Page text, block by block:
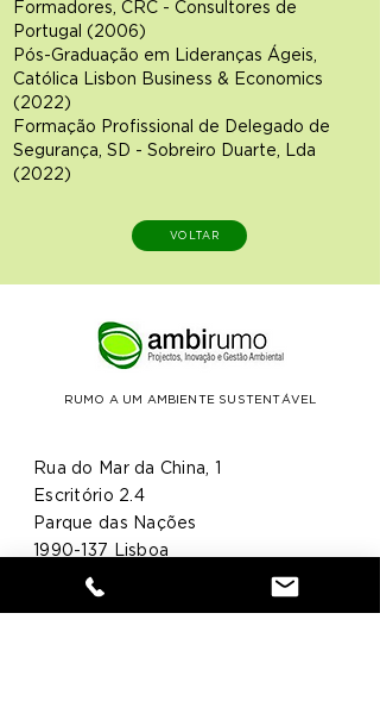
Formadores, CRC - Consultores de
Portugal (2006)
Pós-Graduação em Lideranças Ágeis,
Católica Lisbon Business & Economics
(2022)
Formação Profissional de Delegado de
Segurança, SD - Sobreiro Duarte, Lda
(2022)
VOLTAR
RUMO A UM AMBIENTE SUSTENTÁVEL
Rua do Mar da China, 1
Escritório 2.4
Parque das Nações
1990-137
Lisboa
geral@ambirumo.pt
21 397 82 55